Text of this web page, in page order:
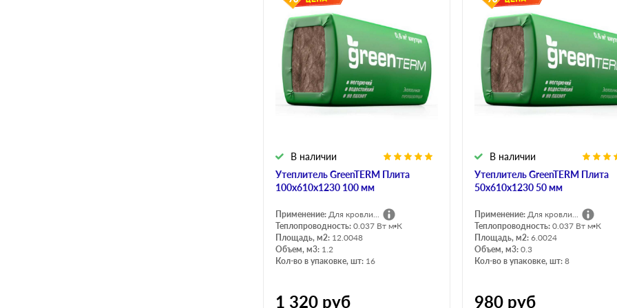
Утеплитель GreenTERM Плита
100х610х1230 100 мм
В наличии
Применение: Для кровли...
Теплопроводность: 0.037 Вт м•К
Площадь, м2: 12.0048
Объем, м3: 1.2
Кол-во в упаковке, шт: 16
1 320 руб
Утеплитель GreenTERM Плита
50х610х1230 50 мм
В наличии
Применение: Для кровли...
Теплопроводность: 0.037 Вт м•К
Площадь, м2: 6.0024
Объем, м3: 0.3
Кол-во в упаковке, шт: 8
980 руб